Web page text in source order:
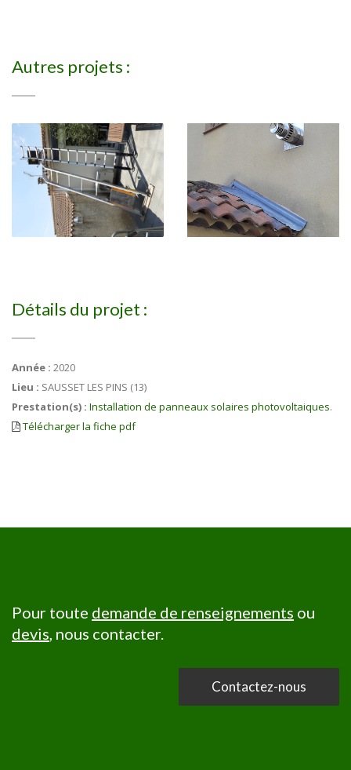
Autres projets :
Détails du projet :
Année : 2020
Lieu : SAUSSET LES PINS (13)
Prestation(s) : Installation de panneaux solaires photovoltaiques.
Télécharger la fiche pdf
Pour toute demande de renseignements ou
devis, nous contacter.
Contactez-nous